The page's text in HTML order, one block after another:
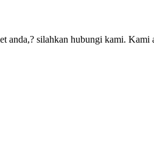
anda,? silahkan hubungi kami.